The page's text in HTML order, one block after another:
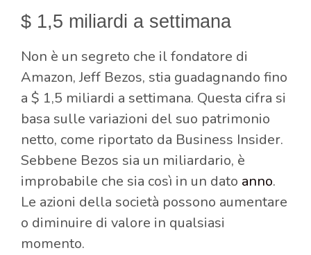
$ 1,5 miliardi a settimana
Non è un segreto che il fondatore di
Amazon, Jeff Bezos, stia guadagnando fino
a $ 1,5 miliardi a settimana. Questa cifra si
basa sulle variazioni del suo patrimonio
netto, come riportato da Business Insider.
Sebbene Bezos sia un miliardario, è
improbabile che sia così in un dato anno.
Le azioni della società possono aumentare
o diminuire di valore in qualsiasi
momento.